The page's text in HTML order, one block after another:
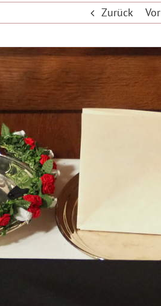
Zurück Vor